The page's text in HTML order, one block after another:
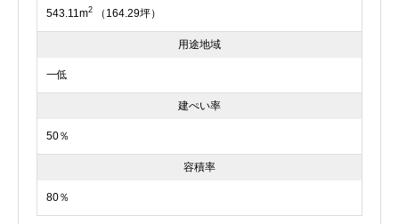
543.11m2 （164.29坪）
用途地域
一低
建ぺい率
50％
容積率
80％